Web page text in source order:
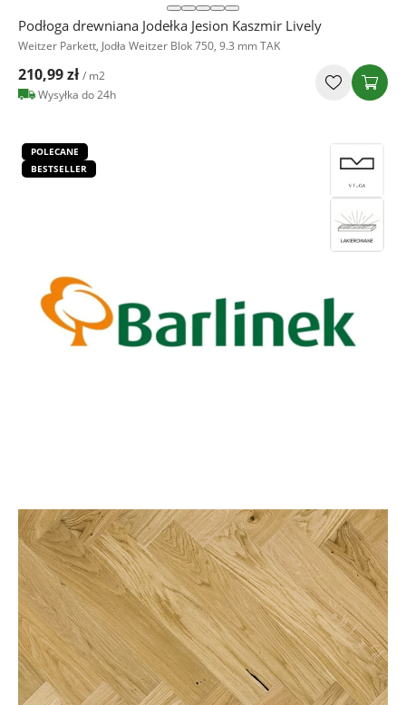
Podłoga drewniana Jodełka Jesion Kaszmir Lively
Weitzer Parkett, Jodła Weitzer Blok 750, 9.3 mm TAK
210,99 zł / m2
Wysyłka do 24h
POLECANE
BESTSELLER